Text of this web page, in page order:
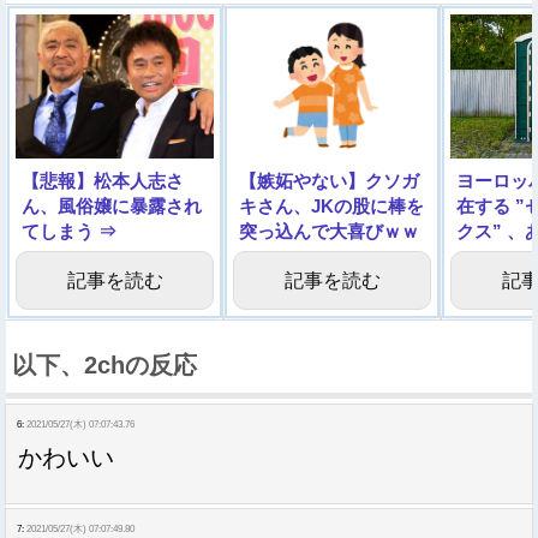
【悲報】松本人志さ
ん、風俗嬢に暴露され
てしまう ⇒
記事を読む
【嫉妬やない】クソガ
キさん、JKの股に棒を
突っ込んで大喜びｗｗ
ｗｗｗｗｗｗｗｗ
記事を読む
ヨーロッ
在する ”
クス” 、
□すぎる
記
以下、2chの反応
6: 2021/05/27(木) 07:07:43.76
かわいい
7: 2021/05/27(木) 07:07:49.80